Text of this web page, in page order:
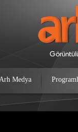
Medya